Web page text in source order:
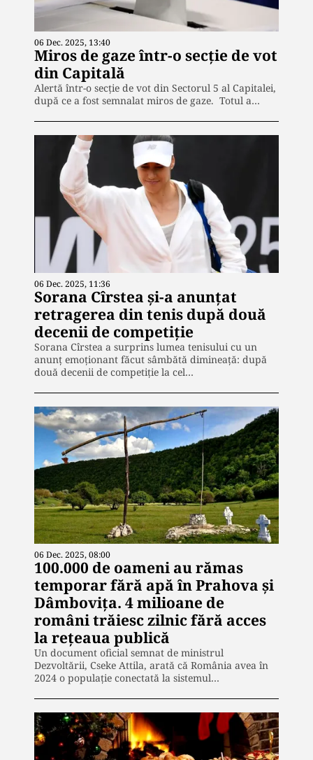
06 Dec. 2025, 13:40
Miros de gaze într-o secţie de vot
din Capitală
Alertă într-o secţie de vot din Sectorul 5 al Capitalei,
după ce a fost semnalat miros de gaze. Totul a…
06 Dec. 2025, 11:36
Sorana Cîrstea şi-a anunțat
retragerea din tenis după două
decenii de competiție
Sorana Cîrstea a surprins lumea tenisului cu un
anunț emoționant făcut sâmbătă dimineață: după
două decenii de competiție la cel…
06 Dec. 2025, 08:00
100.000 de oameni au rămas
temporar fără apă în Prahova și
Dâmbovița. 4 milioane de
români trăiesc zilnic fără acces
la rețeaua publică
Un document oficial semnat de ministrul
Dezvoltării, Cseke Attila, arată că România avea în
2024 o populație conectată la sistemul…